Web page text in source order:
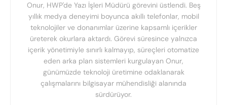
Onur, HWP'de Yazı İşleri Müdürü görevini üstlendi. Beş
yıllık medya deneyimi boyunca akıllı telefonlar, mobil
teknolojiler ve donanımlar üzerine kapsamlı içerikler
üreterek okurlara aktardı. Görevi süresince yalnızca
içerik yönetimiyle sınırlı kalmayıp, süreçleri otomatize
eden arka plan sistemleri kurgulayan Onur,
günümüzde teknoloji üretimine odaklanarak
çalışmalarını bilgisayar mühendisliği alanında
sürdürüyor.